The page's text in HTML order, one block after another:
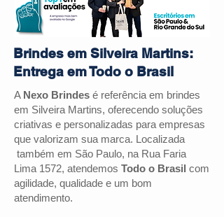
Brindes em Silveira Martins:
Entrega em Todo o Brasil
A Nexo Brindes é referência em brindes
em Silveira Martins, oferecendo soluções
criativas e personalizadas para empresas
que valorizam sua marca. Localizada
também em São Paulo, na Rua Faria
Lima 1572, atendemos Todo o Brasil com
agilidade, qualidade e um bom
atendimento.